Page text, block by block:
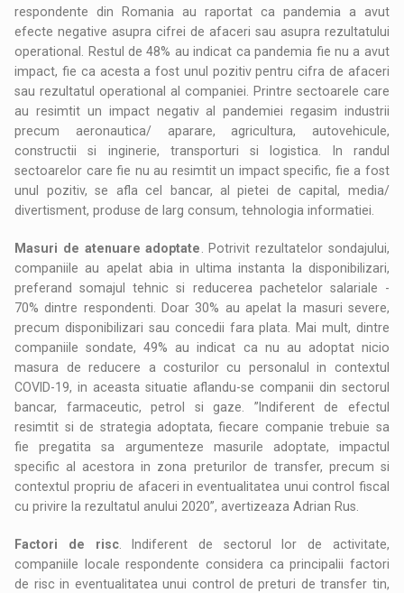
respondente din Romania au raportat ca pandemia a avut
efecte negative asupra cifrei de afaceri sau asupra rezultatului
operational. Restul de 48% au indicat ca pandemia fie nu a avut
impact, fie ca acesta a fost unul pozitiv pentru cifra de afaceri
sau rezultatul operational al companiei. Printre sectoarele care
au resimtit un impact negativ al pandemiei regasim industrii
precum aeronautica/ aparare, agricultura, autovehicule,
constructii si inginerie, transporturi si logistica. In randul
sectoarelor care fie nu au resimtit un impact specific, fie a fost
unul pozitiv, se afla cel bancar, al pietei de capital, media/
divertisment, produse de larg consum, tehnologia informatiei.
Masuri de atenuare adoptate . Potrivit rezultatelor sondajului,
companiile au apelat abia in ultima instanta la disponibilizari,
preferand somajul tehnic si reducerea pachetelor salariale -
70% dintre respondenti. Doar 30% au apelat la masuri severe,
precum disponibilizari sau concedii fara plata. Mai mult, dintre
companiile sondate, 49% au indicat ca nu au adoptat nicio
masura de reducere a costurilor cu personalul in contextul
COVID-19, in aceasta situatie aflandu-se companii din sectorul
bancar, farmaceutic, petrol si gaze. ”Indiferent de efectul
resimtit si de strategia adoptata, fiecare companie trebuie sa
fie pregatita sa argumenteze masurile adoptate, impactul
specific al acestora in zona preturilor de transfer, precum si
contextul propriu de afaceri in eventualitatea unui control fiscal
cu privire la rezultatul anului 2020”, avertizeaza Adrian Rus.
Factori de risc. Indiferent de sectorul lor de activitate,
companiile locale respondente considera ca principalii factori
de risc in eventualitatea unui control de preturi de transfer tin,